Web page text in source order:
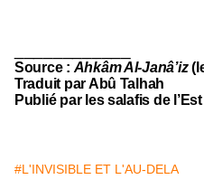
Source: Ahkâm Al-Janâ’iz
Traduit par Abû Talhah
Publié par les salafis de l’Est
#L'INVISIBLE ET L'AU-DELA